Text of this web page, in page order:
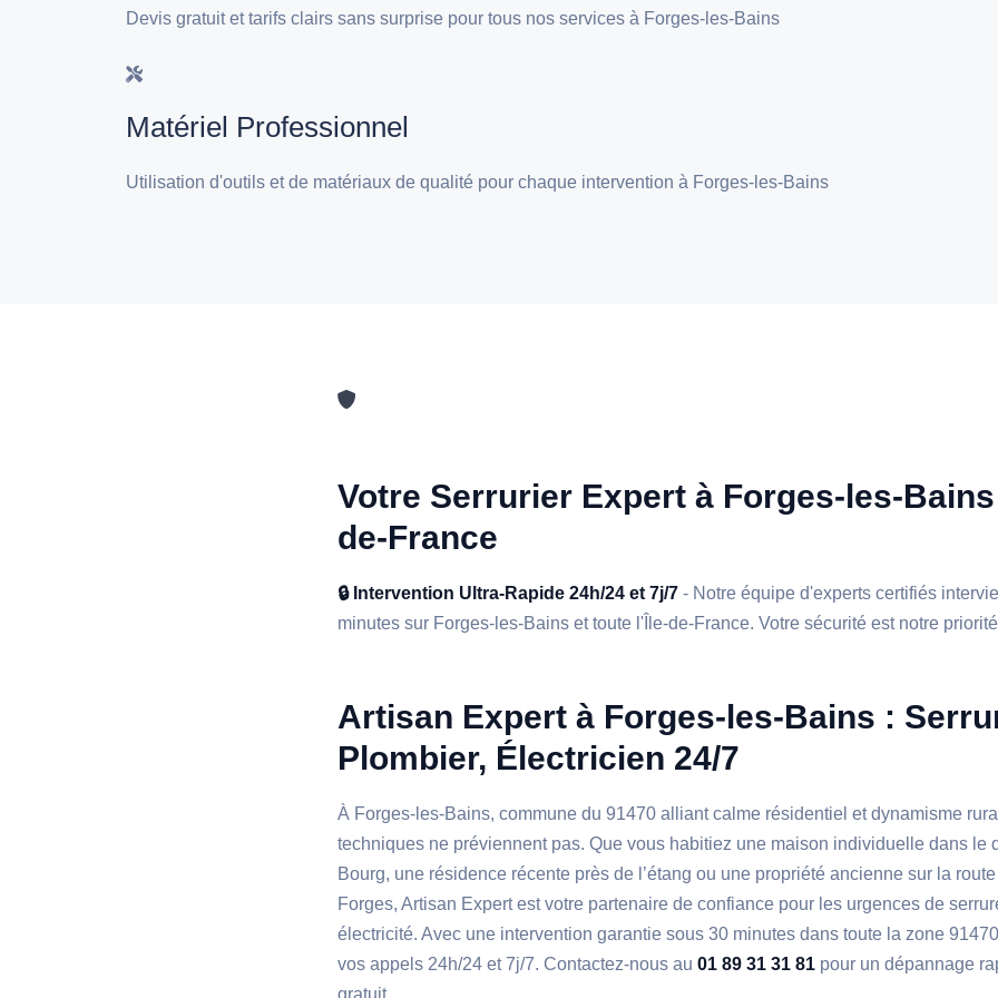
Devis gratuit et tarifs clairs sans surprise pour tous nos services à Forges-les-Bains
Matériel Professionnel
Utilisation d'outils et de matériaux de qualité pour chaque intervention à Forges-les-Bains
Votre Serrurier Expert à Forges-les-
de-France
🔒 Intervention Ultra-Rapide 24h/24 et 7j/7 - Notre équipe d'experts certifiés
minutes sur Forges-les-Bains et toute l'Île-de-France. Votre sécurité est notre
Artisan Expert à Forges-les-Bains :
Plombier, Électricien 24/7
À Forges-les-Bains, commune du 91470 alliant calme résidentiel et dynamisme
techniques ne préviennent pas. Que vous habitiez une maison individuelle dans le
Bourg, une résidence récente près de l’étang ou une propriété ancienne sur la
Forges, Artisan Expert est votre partenaire de confiance pour les urgences de
électricité. Avec une intervention garantie sous 30 minutes dans toute la zone
vos appels 24h/24 et 7j/7. Contactez-nous au01 89 31 31 81 pour un dépannage
gratuit.